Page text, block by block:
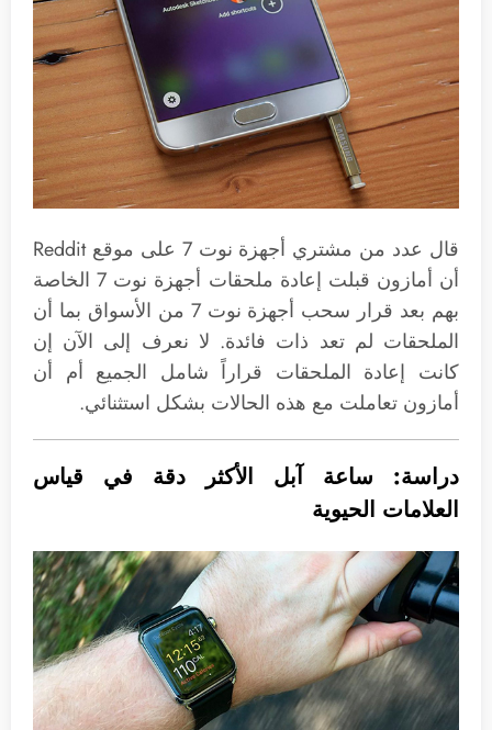
قال عدد من مشتري أجهزة نوت 7 على موقع Reddit
أن أمازون قبلت إعادة ملحقات أجهزة نوت 7 الخاصة
بهم بعد قرار سحب أجهزة نوت 7 من الأسواق بما أن
الملحقات لم تعد ذات فائدة. لا نعرف إلى الآن إن
كانت إعادة الملحقات قراراً شامل الجميع أم أن
أمازون تعاملت مع هذه الحالات بشكل استثنائي.
دراسة: ساعة آبل الأكثر دقة في قياس
العلامات الحيوية